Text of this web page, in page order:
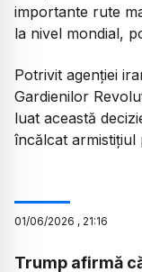
importante rute
la nivel mondial,
Potrivit agenției
Gardienilor
luat această
încălcat armistițiul
01/06/2026 , 21:16
Trump afirmă